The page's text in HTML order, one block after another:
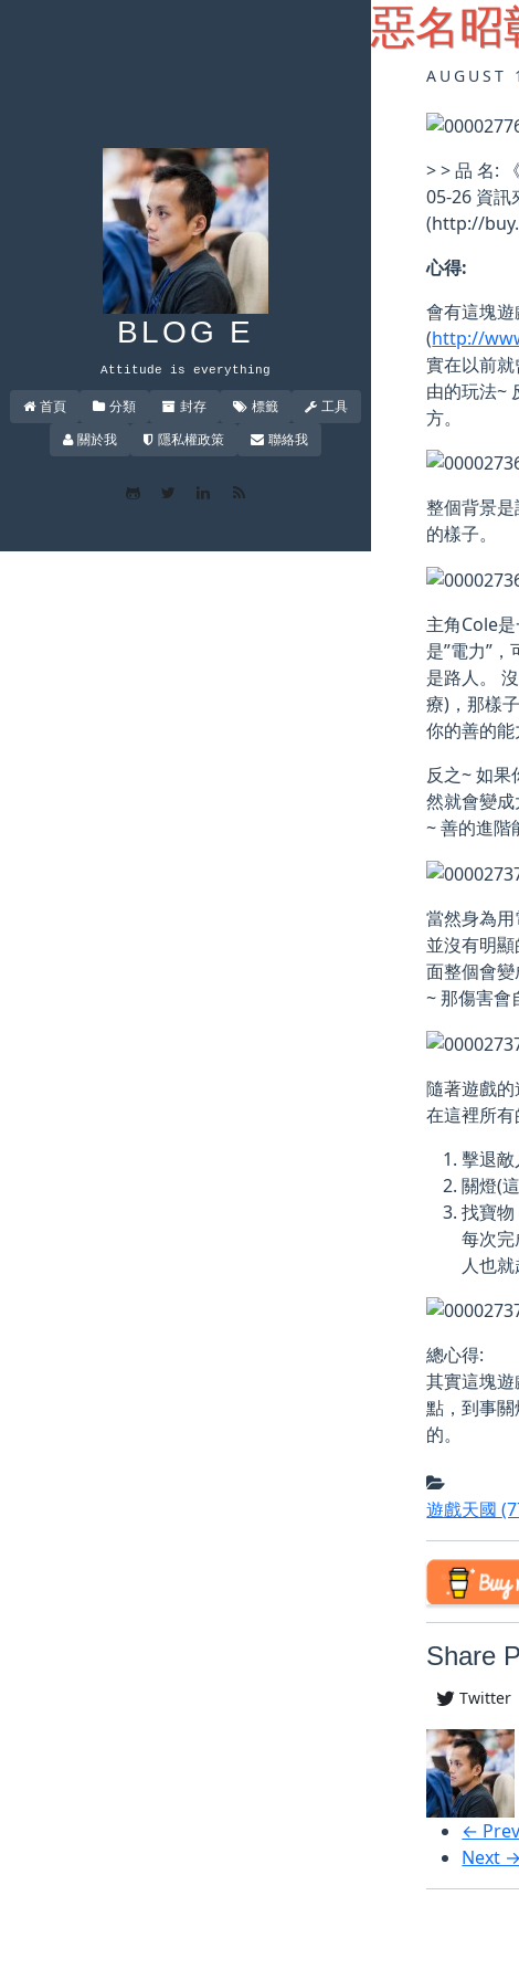
BLOG E
Attitude is everything
首頁 分類 封存 標籤
工具
關於我
隱私權政策 聯絡我
惡名昭
AUGUST
> > 品 名:
05-26 資
(http://
心得:
會有這塊
(http://
實在以前
由的玩法~
方。
整個背景
的樣子。
主角Cole
是”電力”
是路人。
療)，那樣
你的善的
反之~ 如果
然就會變
~ 善的進階
當然身為
並沒有明
面整個會
~ 那傷害會
隨著遊戲
在這裡所
擊退敵
關燈(
找寶
每次
人也
總心得:
其實這塊
點，到事
的。
遊戲天國
Share
Twitter
←
Next →